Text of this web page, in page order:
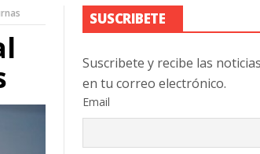
SUSCRIBETE
Suscribete y recibe las
en tu correo electrónico.
Email